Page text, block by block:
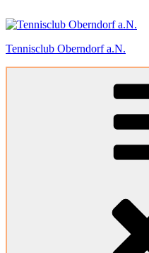
Inhalt
Tennisclub Oberndorf a.N.